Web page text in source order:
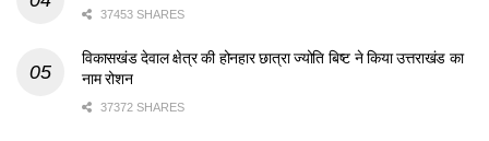
37453 SHARES
विकासखंड देवाल क्षेत्र की होनहार छात्रा ज्योति बिष्ट ने किया उत्तराखंड का
नाम रोशन
37372 SHARES